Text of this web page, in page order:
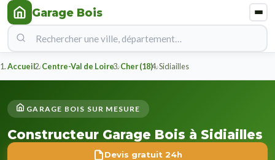
Garage Bois
Accueil Centre-Val de Loire Cher (18) Sidiailles
GARAGE BOIS SUR MESURE
Constructeur Garage Bois à Sidiailles
Devis gratuit 24h